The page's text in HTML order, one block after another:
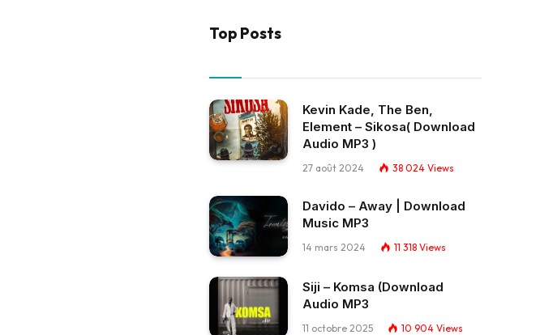
Top Posts
Kevin Kade, The Ben,
Element – Sikosa( Download
Audio MP3 )
27 août 2024 38 024 Views
Davido – Away | Download
Music MP3
14 mars 2024 11 318 Views
Siji – Komsa (Download
Audio MP3
11 octobre 2025 10 904 Views